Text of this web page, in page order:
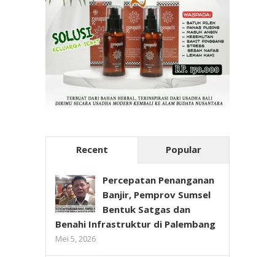
Recent Popular
Percepatan Penanganan
Banjir, Pemprov Sumsel
Bentuk Satgas dan
Benahi Infrastruktur di Palembang
Mei 5, 2026